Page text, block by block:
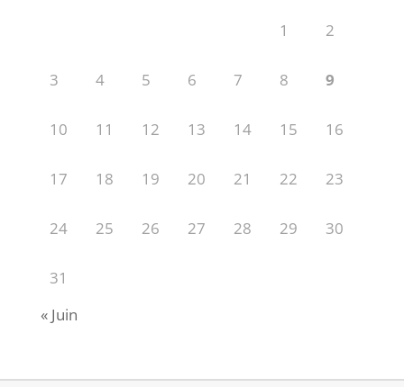
1 2
3 4 5 6 7 8 9
10 11 12 13 14 15 16
17 18 19 20 21 22 23
24 25 26 27 28 29 30
31
« Juin